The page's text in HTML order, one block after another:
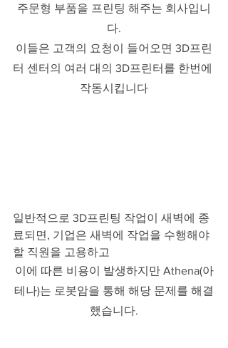
주문형 부품을 프린팅 해주는 회사입니
다.
이들은 고객의 요청이 들어오면 3D프린
터 센터의 여러 대의 3D프린터를 한번에
작동시킵니다
일반적으로 3D프린팅 작업이 새벽에 종
료되면, 기업은 새벽에 작업을 수행해야
할 직원을 고용하고
이에 따른 비용이 발생하지만 Athena(아
테나)는 로봇암을 통해 해당 문제를 해결
했습니다.